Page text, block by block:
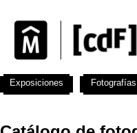
Exposiciones